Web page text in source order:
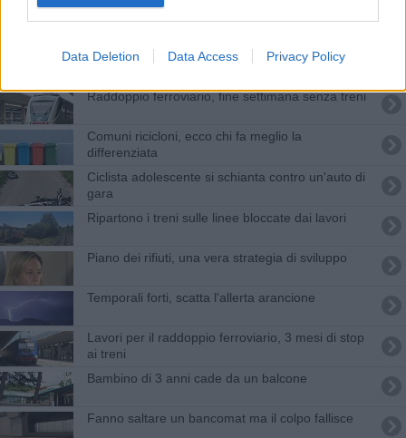
Data Deletion Data Access Privacy Policy
Freddo polare, i sindaci riaccendono i
Raddoppio ferroviario, fine settimana senza treni
Comuni ricicloni, ecco chi fa meglio la
differenziata
Ciclista adolescente si schianta contro un'auto di
gara
Ripartono i treni sulle linee bloccate dai lavori
Piano dei rifiuti, una vera strategia di sviluppo
Temporali forti, scatta l'allerta arancione
Lavori per il raddoppio ferroviario, 3 mesi di stop
ai treni
Bambino di 3 anni cade da un balcone
Fanno saltare un bancomat ma il colpo fallisce